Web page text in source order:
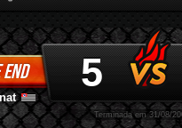
GB TV Rádio
5
Terminada em 31/08/